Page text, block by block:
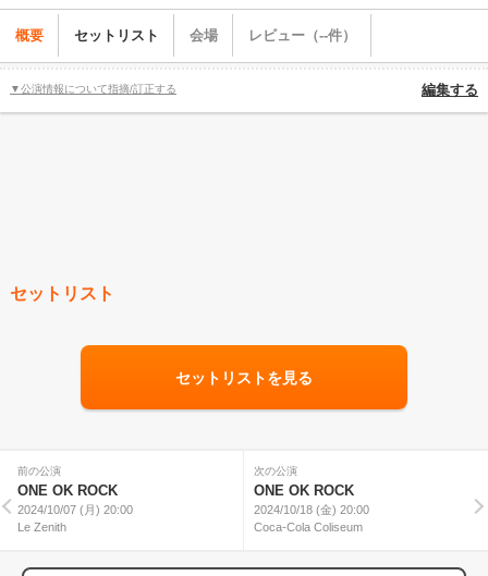
概要 セットリスト 会場 レビュー（--件）
▼公演情報について指摘/訂正する 編集する
セットリスト
セットリストを見る
前の公演
ONE OK ROCK
2024/10/07 (月) 20:00
Le Zenith
次の公演
ONE OK ROCK
2024/10/18 (金) 20:00
Coca-Cola Coliseum